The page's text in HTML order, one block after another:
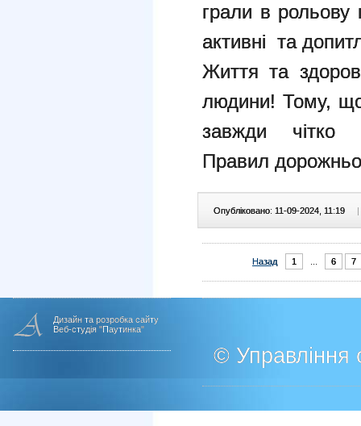
грали в рольову
активні та
Життя та
людини! Тому,
завжди чітко
Правил
Опубліковано: 11-09-2024, 11:19 |
Назад 1 6 7
Дизайн та розробка сайту
Веб-студія "Паутинка"
© Управління